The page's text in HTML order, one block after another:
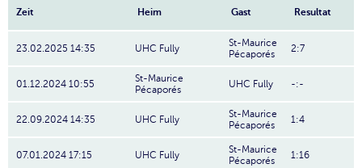
Zeit Heim Gast Resultat
23.02.2025 14:35 UHC Fully
St-Maurice
Pécaporés
2:7
01.12.2024 10:55
St-Maurice
Pécaporés
UHC Fully -:-
22.09.2024 14:35 UHC Fully
St-Maurice
Pécaporés
1:4
07.01.2024 17:15 UHC Fully
St-Maurice
Pécaporés
1:16